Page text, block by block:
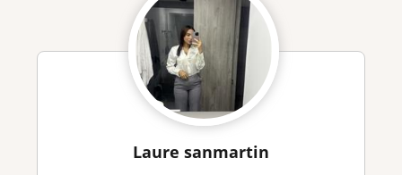
Laure sanmartin